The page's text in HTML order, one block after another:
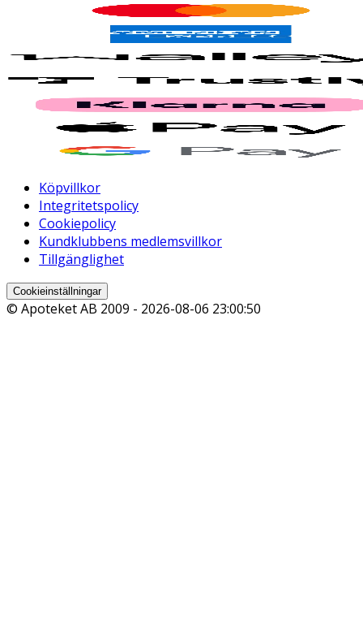
Köpvillkor
Integritetspolicy
Cookiepolicy
Kundklubbens medlemsvillkor
Tillgänglighet
Cookieinställningar
© Apoteket AB 2009 - 2026-08-06 23:00:50